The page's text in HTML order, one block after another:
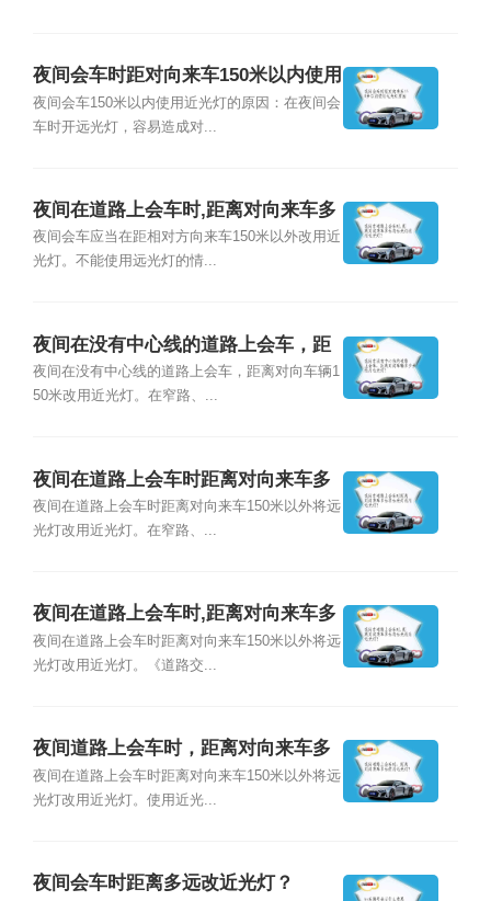
夜间会车时距对向来车150米以内使用
近光灯原因
夜间会车150米以内使用近光灯的原因：在夜间会
车时开远光灯，容易造成对...
夜间在道路上会车时,距离对向来车多
远将远光灯改用近光灯?
夜间会车应当在距相对方向来车150米以外改用近
光灯。不能使用远光灯的情...
夜间在没有中心线的道路上会车，距
离对向车辆多少米改用近光灯？
夜间在没有中心线的道路上会车，距离对向车辆1
50米改用近光灯。在窄路、...
夜间在道路上会车时距离对向来车多
远将远光灯改用近光灯?
夜间在道路上会车时距离对向来车150米以外将远
光灯改用近光灯。在窄路、...
夜间在道路上会车时,距离对向来车多
远将远光改为近光灯？
夜间在道路上会车时距离对向来车150米以外将远
光灯改用近光灯。《道路交...
夜间道路上会车时，距离对向来车多
远使用近光灯？
夜间在道路上会车时距离对向来车150米以外将远
光灯改用近光灯。使用近光...
夜间会车时距离多远改近光灯？